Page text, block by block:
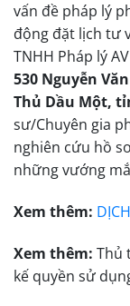
vấn đề pháp lý
động đặt lịch tư
TNHH Pháp lý
530 Nguyễn
Thủ Dầu Một,
sư/Chuyên gia
nghiên cứu hồ
những vướng
Xem thêm:
Xem thêm: Thủ
kế quyền sử